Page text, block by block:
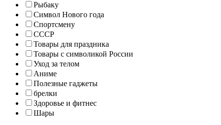
Рыбаку
Символ Нового года
Спортсмену
СССР
Товары для праздника
Товары с символикой России
Уход за телом
Аниме
Полезные гаджеты
брелки
Здоровье и фитнес
Шары